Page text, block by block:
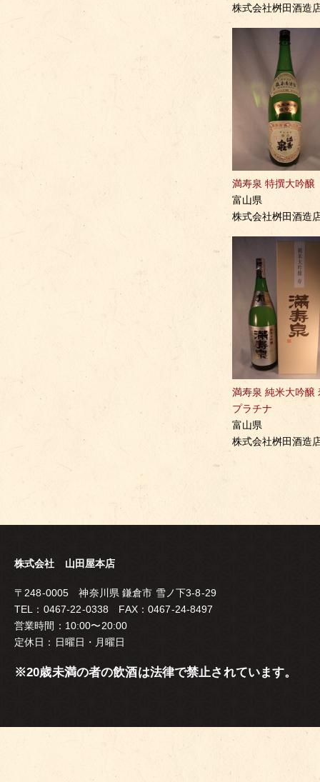
株式会社桝田酒造
満寿泉 特撰大吟醸
富山県
株式会社桝田酒造
満寿泉 純米大吟醸
プラチナ
富山県
株式会社桝田酒造
株式会社 山田屋本店
〒248-0005 神奈川県 鎌倉市 雪ノ下3-8-29
TEL：0467-22-0338 FAX：0467-24-8497
営業時間：10:00〜20:00
定休日：日曜日・月曜日
※20歳未満の者の飲酒は法律で禁止されています。